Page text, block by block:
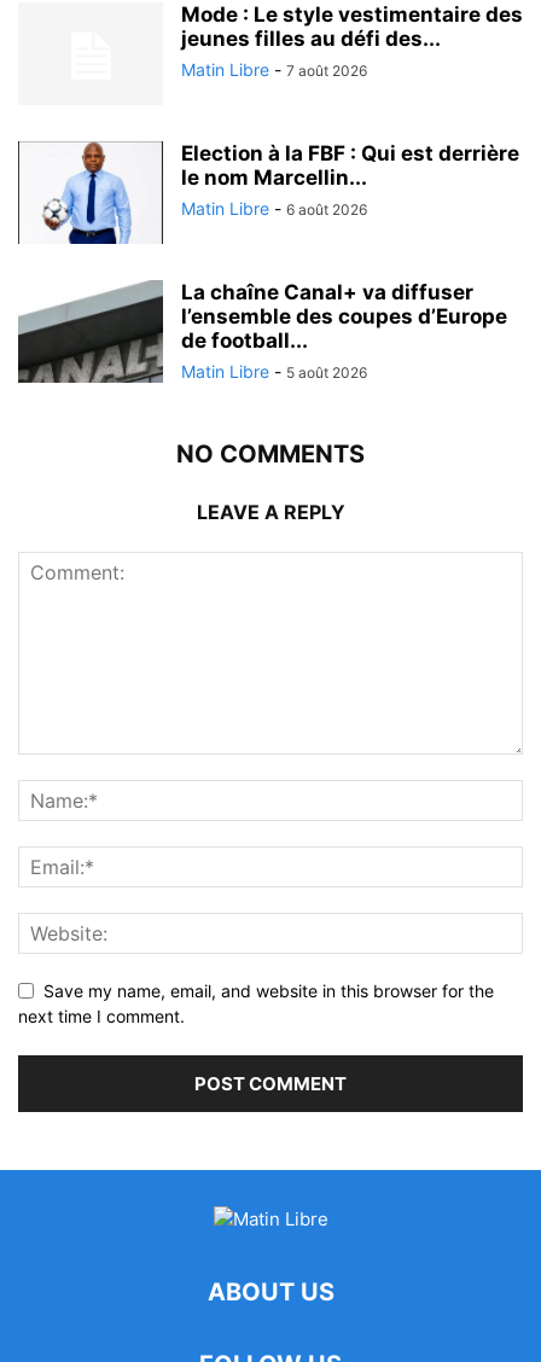
Mode : Le style vestimentaire des
jeunes filles au défi des...
Matin Libre - 7 août 2026
Election à la FBF : Qui est derrière
le nom Marcellin...
Matin Libre - 6 août 2026
La chaîne Canal+ va diffuser
l’ensemble des coupes d’Europe
de football...
Matin Libre - 5 août 2026
NO COMMENTS
LEAVE A REPLY
Save my name, email, and website in this browser for the
next time I comment.
ABOUT US